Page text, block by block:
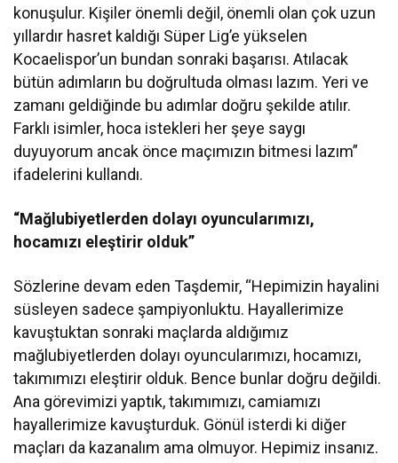
konuşulur. Kişiler önemli değil, önemli olan çok uzun
yıllardır hasret kaldığı Süper Lig’e yükselen
Kocaelispor’un bundan sonraki başarısı. Atılacak
bütün adımların bu doğrultuda olması lazım. Yeri ve
zamanı geldiğinde bu adımlar doğru şekilde atılır.
Farklı isimler, hoca istekleri her şeye saygı
duyuyorum ancak önce maçımızın bitmesi lazım”
ifadelerini kullandı.
“Mağlubiyetlerden dolayı oyuncularımızı,
hocamızı eleştirir olduk”
Sözlerine devam eden Taşdemir, “Hepimizin hayalini
süsleyen sadece şampiyonluktu. Hayallerimize
kavuştuktan sonraki maçlarda aldığımız
mağlubiyetlerden dolayı oyuncularımızı, hocamızı,
takımımızı eleştirir olduk. Bence bunlar doğru değildi.
Ana görevimizi yaptık, takımımızı, camiamızı
hayallerimize kavuşturduk. Gönül isterdi ki diğer
maçları da kazanalım ama olmuyor. Hepimiz insanız.